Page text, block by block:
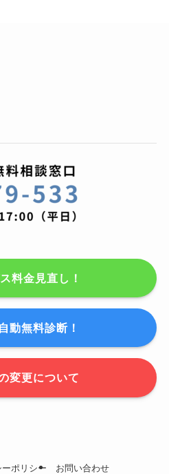
料金見直し！
動無料診断！
変更について
ポリシー お問い合わせ